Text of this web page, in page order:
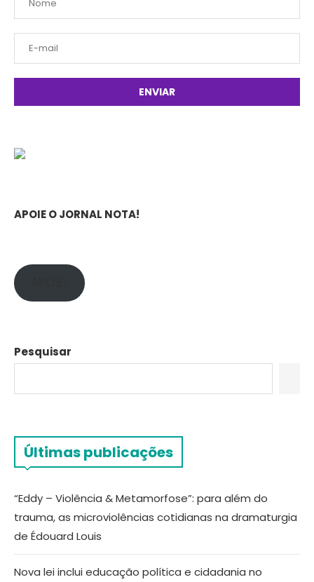
APOIE O JORNAL NOTA!
Pesquisar
Últimas publicações
“Eddy – Violência & Metamorfose”: para além do
trauma, as microviolências cotidianas na dramaturgia
de Édouard Louis
Nova lei inclui educação política e cidadania no